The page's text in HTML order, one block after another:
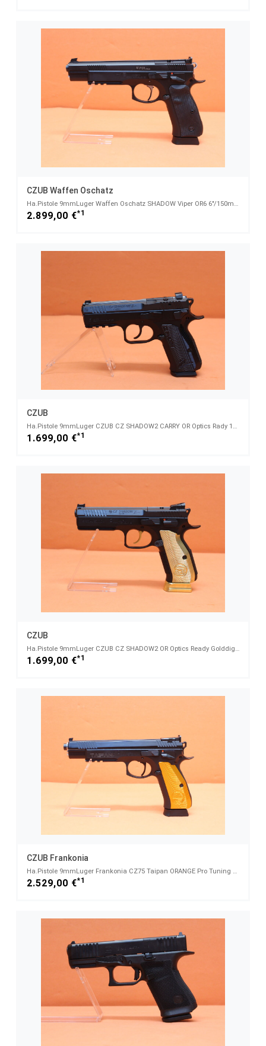
CZUB Waffen Oschatz
Ha.Pistole 9mmLuger Waffen Oschatz SHADOW Viper OR6 6"/150mm Lauf/ Sportvisierung/ Optics Ready
2.899,00 €*1
CZUB
Ha.Pistole 9mmLuger CZUB CZ SHADOW2 CARRY OR Optics Rady 101mm Lauf/ für Red Dot Sight CZ75
1.699,00 €*1
CZUB
Ha.Pistole 9mmLuger CZUB CZ SHADOW2 OR Optics Ready Golddigger 122mm Lauf/ für Red Dot Sight CZ75
1.699,00 €*1
CZUB Frankonia
Ha.Pistole 9mmLuger Frankonia CZ75 Taipan ORANGE Pro Tuning 6"/152mm Lauf/ Sportvisierung
2.529,00 €*1